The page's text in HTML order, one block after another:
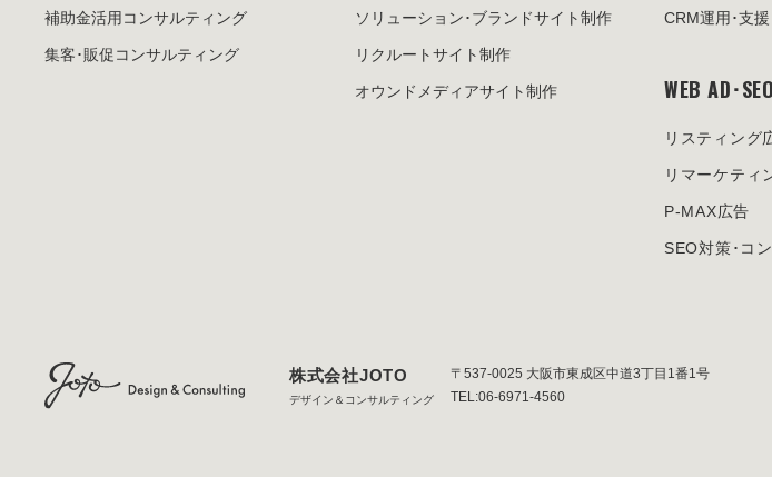
補助金活用 コンサルティング
集客･販促コンサルティング
ソリューション･ブランドサイト制作
リクルートサイト制作
オウンドメディアサイト制作
CRM運用･支援
WEB AD･SEO
リスティング
リマーケティ
P-MAX広告
SEO対策･ コ
株式会社JOTO
デザイン＆コンサルティング
〒537-0025 大阪市東成区中道3丁目1番1号
TEL:06-6971-4560